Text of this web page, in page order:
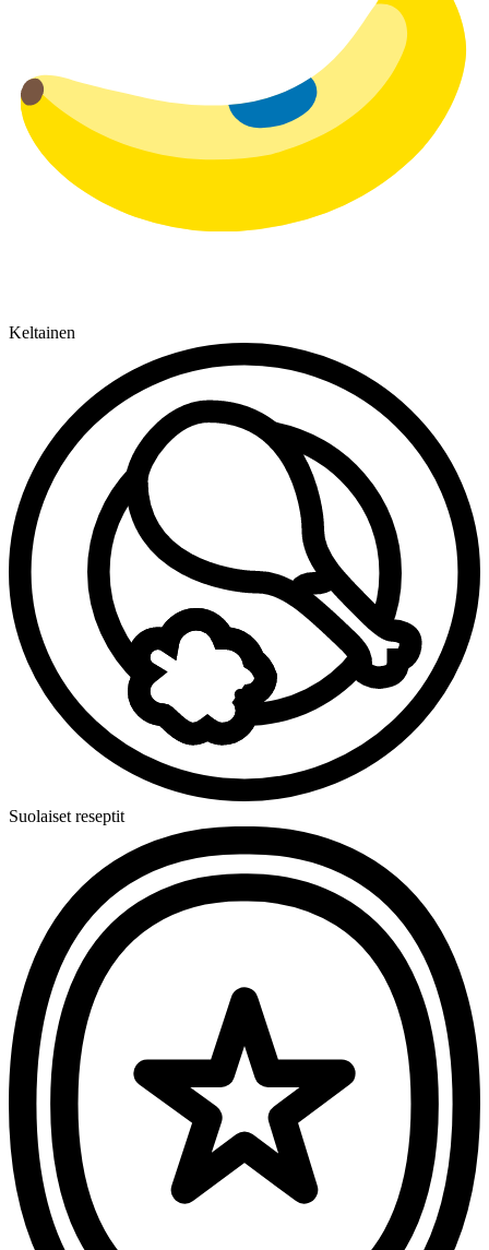
Keltainen
Suolaiset reseptit